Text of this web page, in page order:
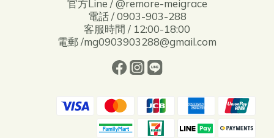
官方Line / @remore-meigrace
電話 / 0903-903-288
客服時間 / 12:00-18:00
電郵 /mg0903903288@gmail.com